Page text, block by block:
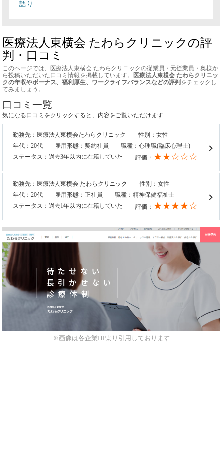
語り…
医療法人東横会 たわらクリニックの評
判・口コミ
このページでは、医療法人東横会 たわらクリニックの従業員・元従業員・奥様か
ら投稿いただいた口コミ情報を掲載しています。
医療法人東横会 たわらクリニッ
クの年収やボーナス、福利厚生、ワークライフバランスなどの評判 をチェックし
てみましょう。
口コミ一覧
気になる口コミをクリックすると、内容をご覧いただけます
勤務先：医療法人東横会たわらクリニック
性別：女性
年代：20代
雇用形態：契約社員
職種：心理職(臨床心理士)
ステータス：過去3年以内に在籍していた
評価： ★★☆☆☆
勤務先：医療法人東横会 たわらクリニック
性別：女性
年代：20代
雇用形態：正社員
職種：精神保健福祉士
ステータス：過去1年以内に在籍していた
評価： ★★★★☆
※画像は各企業HPより引用しております